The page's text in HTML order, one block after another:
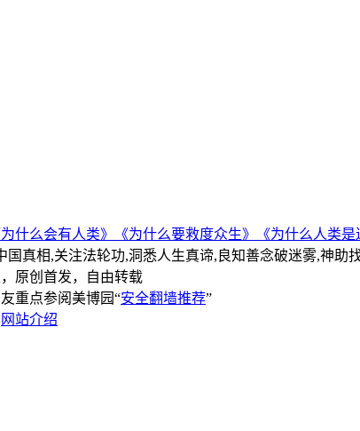
为什么会有人类》 《为什么要救度众生》
《为什么人类是
国真相,关注法轮功,洞悉人生真谛,良知善念破迷雾,神助
原创首发，自由转载
重点参阅美博园“安全翻墙推荐”
网站介绍